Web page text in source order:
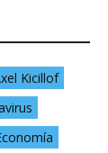
Kicillof